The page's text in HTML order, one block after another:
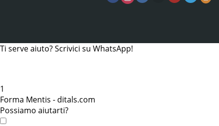
Ti serve aiuto? Scrivici su WhatsApp!
1
Forma Mentis - ditals.com
Possiamo aiutarti?